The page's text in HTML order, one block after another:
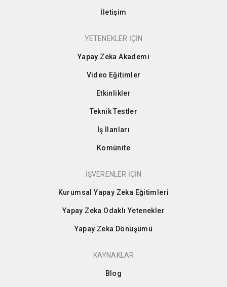
İletişim
YETENEKLER İÇİN
Yapay Zeka Akademi
Video Eğitimler
Etkinlikler
Teknik Testler
İş İlanları
Komünite
İŞVERENLER İÇİN
Kurumsal Yapay Zeka Eğitimleri
Yapay Zeka Odaklı Yetenekler
Yapay Zeka Dönüşümü
KAYNAKLAR
Blog